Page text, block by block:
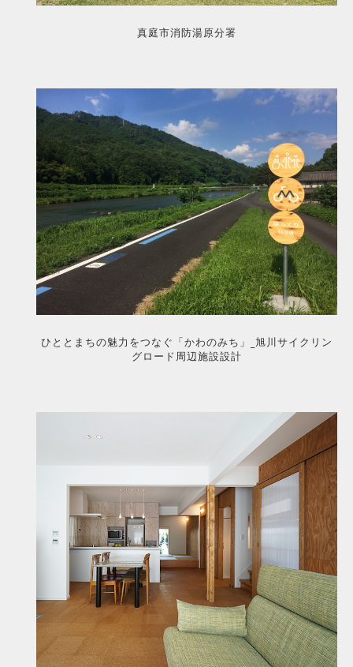
真庭市消防湯原分署
ひととまちの魅力をつなぐ「かわのみち」_旭川サイクリン
グロード周辺施設設計